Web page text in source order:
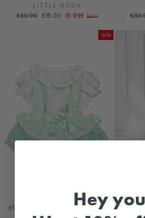
LITTLE NOSH
السعر
£30.99 سعر
£15.00 حفظ £15.99
السعر
Sale
بلوزة "كلوي" وتنورة "بلومر" بلون النعناع
Hey